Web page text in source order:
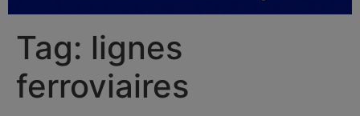
Tag: lignes
ferroviaires